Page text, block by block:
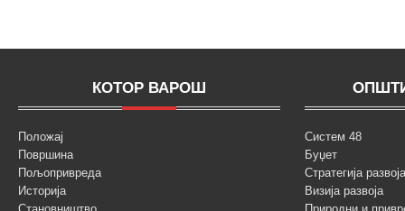
КОТОР ВАРОШ
Положај
Површина
Пољопривреда
Историја
Систем 48
Буџет
Стратегија
Визија развоја